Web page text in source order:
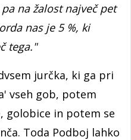
na žalost največ pet
nas je 5 %, ki
tega."
jurčka, ki ga pri
vseh gob, potem
golobice in potem se
Toda Podboj lahko